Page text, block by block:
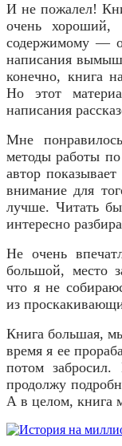
И не пожалел!
очень хороший,
содержимому —
написания
конечно, книга
Но этот
написания
Мне
методы работы
автор
внимание для
лучше. Читать
интересно
Не очень
большой, место
что я не
из
Книга большая,
время я ее
потом
продолжу
А в целом, книга